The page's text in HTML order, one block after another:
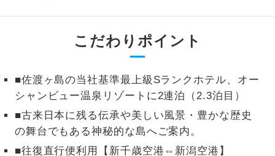
こだわりポイント
■佐渡ヶ島の当社基準最上級Sランクホテル、オー
シャンビュー温泉リゾートに2連泊（2.3泊目）
■古来日本に残る伝承や美しい風景・豊かな歴史
の舞台でもある神秘的な島へご案内。
■往復直行便利用【新千歳空港⇔新潟空港】
ご宿泊ホテルに大浴場が付いています。
全食事付き
全てのお食事が付いていますので、お食
事の心配はいりません。（機内食を除
く）
お部屋食
お部屋にてゆっくりとお召し上がりいた
だけます。